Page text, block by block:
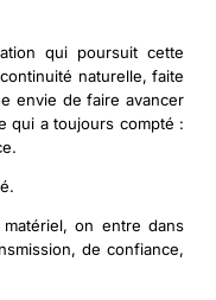
qui poursuit cette
naturelle, faite
envie de faire avancer
qui a toujours compté :
on entre dans
de confiance,